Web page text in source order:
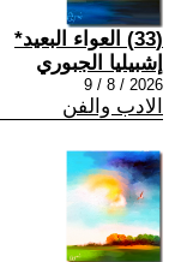
(33) العواء البعيد*
إشبيليا الجبوري
2026 / 8 / 9
الادب والفن